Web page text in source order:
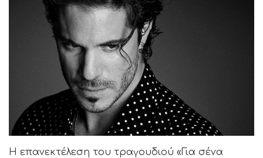
Η επανεκτέλεση του τραγουδιού «Για σένα